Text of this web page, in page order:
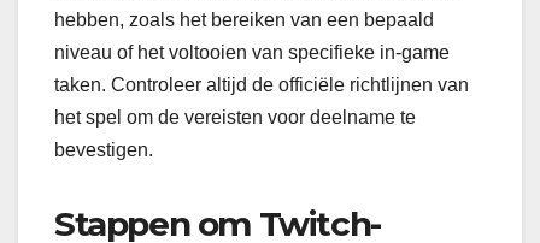
hebben, zoals het bereiken van een bepaald
niveau of het voltooien van specifieke in-game
taken. Controleer altijd de officiële richtlijnen van
het spel om de vereisten voor deelname te
bevestigen.
Stappen om Twitch-